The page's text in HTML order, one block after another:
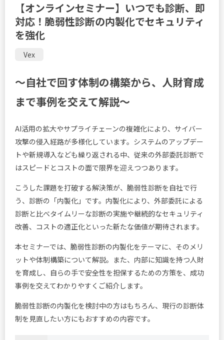
【オンラインセミナー】いつでも診断、即
対応！脆弱性診断の内製化でセキュリティ
を強化
Vex
〜自社で回す体制の構築から、人財育成
まで事例を交えて解説〜
AI活用の拡大やサプライチェーンの複雑化により、サイバー
攻撃の侵入経路が多様化しています。システムのアップデー
トや新規導入なども繰り返される中、従来の外部委託診断で
はスピードとコストの面で限界を迎えつつあります。
こうした課題を打破する解決策が、脆弱性診断を自社で行
う、診断の「内製化」です。内製化により、外部委託による
診断と比べタイムリーな診断の実施や継続的なセキュリティ
改善、コストの適正化といった新たな価値が期待されます。
本セミナーでは、脆弱性診断の内製化をテーマに、そのメリ
ットや体制構築について解説。また、内部に知識を持つ人財
を育成し、自らの手で安全性を担保するための方策を、成功
事例を交えてわかりやすくご紹介します。
脆弱性診断の内製化を検討中の方はもちろん、現行の診断体
制を見直したい方にもおすすめの内容です。